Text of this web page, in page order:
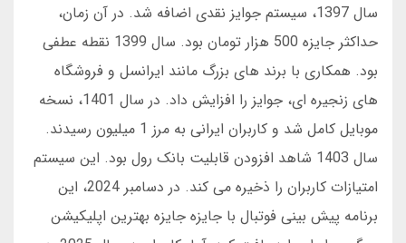
سال 1397، سیستم جوایز نقدی اضافه شد. در آن زمان،
حداکثر جایزه 500 هزار تومان بود. سال 1399 نقطه عطفی
بود. همکاری با برند های بزرگ مانند ایرانسل و فروشگاه
های زنجیره ای، جوایز را افزایش داد. در سال 1401، نسخه
موبایل کامل شد و کاربران ایرانی به مرز 1 میلیون رسیدند.
سال 1403 شاهد افزودن قابلیت بانک رول بود. این سیستم
امتیازات کاربران را ذخیره می کند. در دسامبر 2024، این
برنامه پیش بینی فوتبال با جایزه جایزه بهترین اپلیکیشن